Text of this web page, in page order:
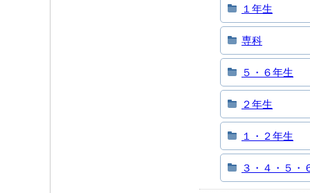
１年生
専科
５・６年生
２年生
１・２年生
３・４・５・